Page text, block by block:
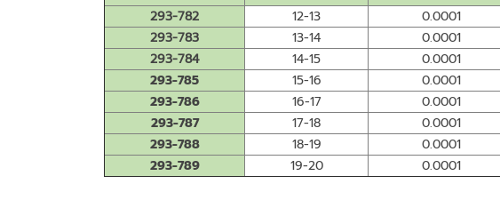
293-782
12-13 0.0001
293-783
13-14 0.0001
293-784
14-15 0.0001
293-785
15-16 0.0001
293-786
16-17 0.0001
293-787
17-18 0.0001
293-788
18-19 0.0001
293-789
19-20 0.0001